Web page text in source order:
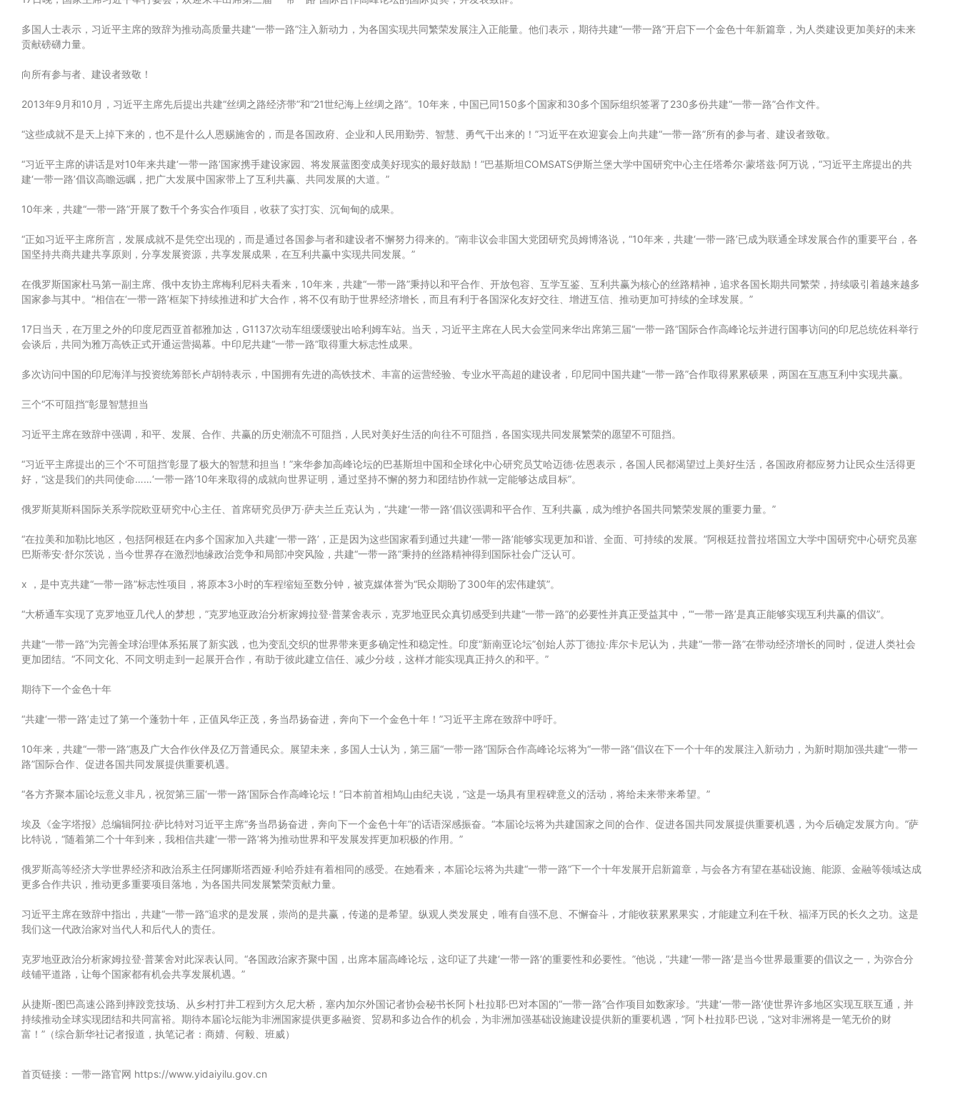
多国人士表示，习近平主席的致辞为推动高质量共建“一带一路”注入新动力，为各国实现共同繁荣发展注入正能量。他们表示，期待共建“一带一路”开启下一个金色十年新篇章，为人类建设更加美好的未来
贡献磅礴力量。
向所有参与者、建设者致敬！
2013年9月和10月，习近平主席先后提出共建“丝绸之路经济带”和“21世纪海上丝绸之路”。10年来，中国已同150多个国家和30多个国际组织签署了230多份共建“一带一路”合作文件。
“这些成就不是天上掉下来的，也不是什么人恩赐施舍的，而是各国政府、企业和人民用勤劳、智慧、勇气干出来的！”习近平在欢迎宴会上向共建“一带一路”所有的参与者、建设者致敬。
“习近平主席的讲话是对10年来共建‘一带一路’国家携手建设家园、将发展蓝图变成美好现实的最好鼓励！”巴基斯坦COMSATS伊斯兰堡大学中国研究中心主任塔希尔·蒙塔兹·阿万说，“习近平主席提出的共
建‘一带一路’倡议高瞻远瞩，把广大发展中国家带上了互利共赢、共同发展的大道。”
10年来，共建“一带一路”开展了数千个务实合作项目，收获了实打实、沉甸甸的成果。
“正如习近平主席所言，发展成就不是凭空出现的，而是通过各国参与者和建设者不懈努力得来的。”南非议会非国大党团研究员姆博洛说，“10年来，共建‘一带一路’已成为联通全球发展合作的重要平台，各
国坚持共商共建共享原则，分享发展资源，共享发展成果，在互利共赢中实现共同发展。”
在俄罗斯国家杜马第一副主席、俄中友协主席梅利尼科夫看来，10年来，共建“一带一路”秉持以和平合作、开放包容、互学互鉴、互利共赢为核心的丝路精神，追求各国长期共同繁荣，持续吸引着越来越多
国家参与其中。“相信在‘一带一路’框架下持续推进和扩大合作，将不仅有助于世界经济增长，而且有利于各国深化友好交往、增进互信、推动更加可持续的全球发展。”
17日当天，在万里之外的印度尼西亚首都雅加达，G1137次动车组缓缓驶出哈利姆车站。当天，习近平主席在人民大会堂同来华出席第三届“一带一路”国际合作高峰论坛并进行国事访问的印尼总统佐科举行
会谈后，共同为雅万高铁正式开通运营揭幕。中印尼共建“一带一路”取得重大标志性成果。
多次访问中国的印尼海洋与投资统筹部长卢胡特表示，中国拥有先进的高铁技术、丰富的运营经验、专业水平高超的建设者，印尼同中国共建“一带一路”合作取得累累硕果，两国在互惠互利中实现共赢。
三个“不可阻挡”彰显智慧担当
习近平主席在致辞中强调，和平、发展、合作、共赢的历史潮流不可阻挡，人民对美好生活的向往不可阻挡，各国实现共同发展繁荣的愿望不可阻挡。
“习近平主席提出的三个‘不可阻挡’彰显了极大的智慧和担当！”来华参加高峰论坛的巴基斯坦中国和全球化中心研究员艾哈迈德·佐恩表示，各国人民都渴望过上美好生活，各国政府都应努力让民众生活得更
好，“这是我们的共同使命……‘一带一路’10年来取得的成就向世界证明，通过坚持不懈的努力和团结协作就一定能够达成目标”。
俄罗斯莫斯科国际关系学院欧亚研究中心主任、首席研究员伊万·萨夫兰丘克认为，“共建‘一带一路’倡议强调和平合作、互利共赢，成为维护各国共同繁荣发展的重要力量。”
“在拉美和加勒比地区，包括阿根廷在内多个国家加入共建‘一带一路’，正是因为这些国家看到通过共建‘一带一路’能够实现更加和谐、全面、可持续的发展。”阿根廷拉普拉塔国立大学中国研究中心研究员塞
巴斯蒂安·舒尔茨说，当今世界存在激烈地缘政治竞争和局部冲突风险，共建“一带一路”秉持的丝路精神得到国际社会广泛认可。
x ，是中克共建“一带一路”标志性项目，将原本3小时的车程缩短至数分钟，被克媒体誉为“民众期盼了300年的宏伟建筑”。
“大桥通车实现了克罗地亚几代人的梦想，”克罗地亚政治分析家姆拉登·普莱舍表示，克罗地亚民众真切感受到共建“一带一路”的必要性并真正受益其中，“‘一带一路’是真正能够实现互利共赢的倡议”。
共建“一带一路”为完善全球治理体系拓展了新实践，也为变乱交织的世界带来更多确定性和稳定性。印度“新南亚论坛”创始人苏丁德拉·库尔卡尼认为，共建“一带一路”在带动经济增长的同时，促进人类社会
更加团结。“不同文化、不同文明走到一起展开合作，有助于彼此建立信任、减少分歧，这样才能实现真正持久的和平。”
期待下一个金色十年
“共建‘一带一路’走过了第一个蓬勃十年，正值风华正茂，务当昂扬奋进，奔向下一个金色十年！”习近平主席在致辞中呼吁。
10年来，共建“一带一路”惠及广大合作伙伴及亿万普通民众。展望未来，多国人士认为，第三届“一带一路”国际合作高峰论坛将为“一带一路”倡议在下一个十年的发展注入新动力，为新时期加强共建“一带一
路”国际合作、促进各国共同发展提供重要机遇。
“各方齐聚本届论坛意义非凡，祝贺第三届‘一带一路’国际合作高峰论坛！”日本前首相鸠山由纪夫说，“这是一场具有里程碑意义的活动，将给未来带来希望。”
埃及《金字塔报》总编辑阿拉·萨比特对习近平主席“务当昂扬奋进，奔向下一个金色十年”的话语深感振奋。“本届论坛将为共建国家之间的合作、促进各国共同发展提供重要机遇，为今后确定发展方向。”萨
比特说，“随着第二个十年到来，我相信共建‘一带一路’将为推动世界和平发展发挥更加积极的作用。”
俄罗斯高等经济大学世界经济和政治系主任阿娜斯塔西娅·利哈乔娃有着相同的感受。在她看来，本届论坛将为共建“一带一路”下一个十年发展开启新篇章，与会各方有望在基础设施、能源、金融等领域达成
更多合作共识，推动更多重要项目落地，为各国共同发展繁荣贡献力量。
习近平主席在致辞中指出，共建“一带一路”追求的是发展，崇尚的是共赢，传递的是希望。纵观人类发展史，唯有自强不息、不懈奋斗，才能收获累累果实，才能建立利在千秋、福泽万民的长久之功。这是
我们这一代政治家对当代人和后代人的责任。
克罗地亚政治分析家姆拉登·普莱舍对此深表认同。“各国政治家齐聚中国，出席本届高峰论坛，这印证了共建‘一带一路’的重要性和必要性。”他说，“共建‘一带一路’是当今世界最重要的倡议之一，为弥合分
歧铺平道路，让每个国家都有机会共享发展机遇。”
从捷斯-图巴高速公路到摔跤竞技场、从乡村打井工程到方久尼大桥，塞内加尔外国记者协会秘书长阿卜杜拉耶·巴对本国的“一带一路”合作项目如数家珍。“共建‘一带一路’使世界许多地区实现互联互通，并
持续推动全球实现团结和共同富裕。期待本届论坛能为非洲国家提供更多融资、贸易和多边合作的机会，为非洲加强基础设施建设提供新的重要机遇，”阿卜杜拉耶·巴说，“这对非洲将是一笔无价的财
富！”（综合新华社记者报道，执笔记者：商婧、何毅、班威）
首页链接：一带一路官网 https://www.yidaiyilu.gov.cn